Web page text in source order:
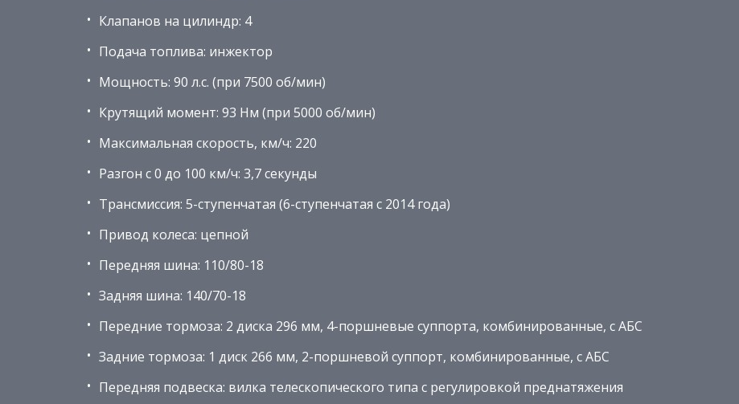
Клапанов на цилиндр: 4
Подача топлива: инжектор
Мощность: 90 л.с. (при 7500 об/мин)
Крутящий момент: 93 Нм (при 5000 об/мин)
Максимальная скорость, км/ч: 220
Разгон с 0 до 100 км/ч: 3,7 секунды
Трансмиссия: 5-ступенчатая (6-ступенчатая с 2014 года)
Привод колеса: цепной
Передняя шина: 110/80-18
Задняя шина: 140/70-18
Передние тормоза: 2 диска 296 мм, 4-поршневые суппорта, комбинированные, с АБС
Задние тормоза: 1 диск 266 мм, 2-поршневой суппорт, комбинированные, с АБС
Передняя подвеска: вилка телескопического типа с регулировкой преднатяжения